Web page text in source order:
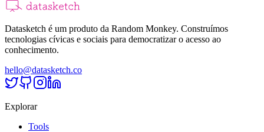
Datasketch é um produto da Random Monkey. Construímos
tecnologias cívicas e sociais para democratizar o acesso ao
conhecimento.
hello@datasketch.co
Explorar
Tools